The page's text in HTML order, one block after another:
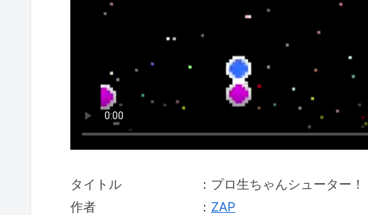
タイトル ：プロ生ちゃんシューター！（
作者 ： ZAP